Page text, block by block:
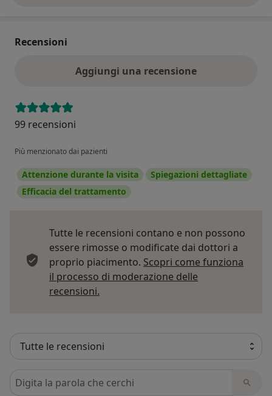
Recensioni
Aggiungi una recensione
99 recensioni
Più menzionato dai pazienti
Attenzione durante la visita
Spiegazioni dettagliate
Efficacia del trattamento
Tutte le recensioni contano e non possono
essere rimosse o modificate dai dottori a
proprio piacimento. Scopri come funziona
il processo di moderazione delle
recensioni.
Cerca nelle recensioni